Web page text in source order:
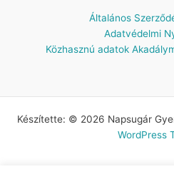
Általános
Adatvédelmi
Közhasznú adatok
Készítette: © 2026 Napsugár
WordPress